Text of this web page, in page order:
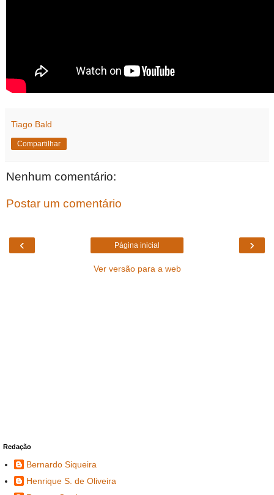
Tiago Bald
Compartilhar
Nenhum comentário:
Postar um comentário
‹ ›
Página inicial
Ver versão para a web
Redação
Bernardo Siqueira
Henrique S. de Oliveira